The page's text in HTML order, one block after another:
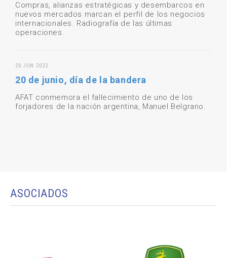
Compras, alianzas estratégicas y desembarcos en
nuevos mercados marcan el perfil de los negocios
internacionales. Radiografía de las últimas
operaciones.
20 JUN 2022
20 de junio, día de la bandera
AFAT conmemora el fallecimiento de uno de los
forjadores de la nación argentina, Manuel Belgrano.
ASOCIADOS